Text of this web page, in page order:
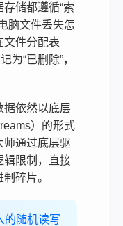
储都遵循“索
脑文件丢失怎
文件分配表
为“已删除”，
据依然以底层
）的形式
师通过底层驱
辑限制，直接
碎片。
的随机读写